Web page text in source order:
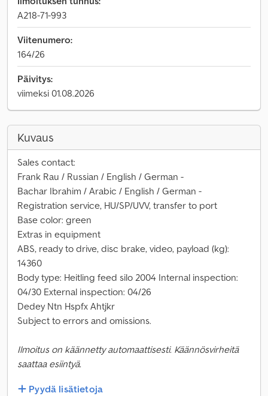
A218-71-993
Viitenumero:
164/26
Päivitys:
viimeksi 01.08.2026
Kuvaus
Sales contact:
Frank Rau / Russian / English / German -
Bachar Ibrahim / Arabic / English / German -
Registration service, HU/SP/UVV, transfer to port
Base color: green
Extras in equipment
ABS, ready to drive, disc brake, video, payload (kg):
14360
Body type: Heitling feed silo 2004 Internal inspection:
04/30 External inspection: 04/26
Dedey Ntn Hspfx Ahtjkr
Subject to errors and omissions.
Ilmoitus on käännetty automaattisesti. Käännösvirheitä
saattaa esiintyä.
Pyydä lisätietoja